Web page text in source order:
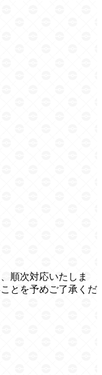
順次対応いたしま
とを予めご了承くだ